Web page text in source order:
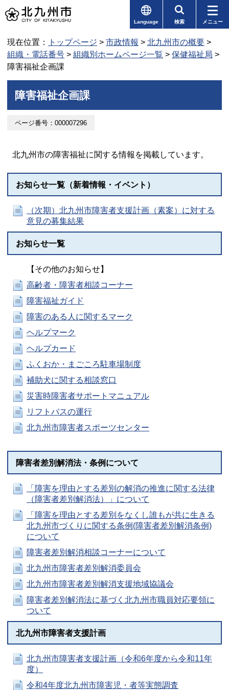
Language 検索 メニュー
現在位置： トップページ > 市政情報 > 北九州市の概要 >
組織・電話番号 > 組織別ホームページ一覧 > 保健福祉局 >
障害福祉企画課
障害福祉企画課
ページ番号：000007296
北九州市の障害福祉に関する情報を掲載しています。
お知らせ一覧（新着情報・イベント）
（次期）北九州市障害者支援計画（素案）に対する
意見の募集結果
お知らせ一覧
【その他のお知らせ】
高齢者・障害者相談コーナー
障害福祉ガイド
障害のある人に関するマーク
ヘルプマーク
ヘルプカード
ふくおか・まごころ駐車場制度
補助犬に関する相談窓口
災害時障害者サポートマニュアル
リフトバスの運行
北九州市障害者スポーツセンター
障害者差別解消法・条例について
「障害を理由とする差別の解消の推進に関する法律
（障害者差別解消法）」について
「障害を理由とする差別をなくし誰もが共に生きる
北九州市づくりに関する条例(障害者差別解消条例)
について
障害者差別解消相談コーナーについて
北九州市障害者差別解消委員会
北九州市障害者差別解消支援地域協議会
障害者差別解消法に基づく北九州市職員対応要領に
ついて
北九州市障害者支援計画
北九州市障害者支援計画（令和6年度から令和11年
度）
令和4年度北九州市障害児・者等実態調査